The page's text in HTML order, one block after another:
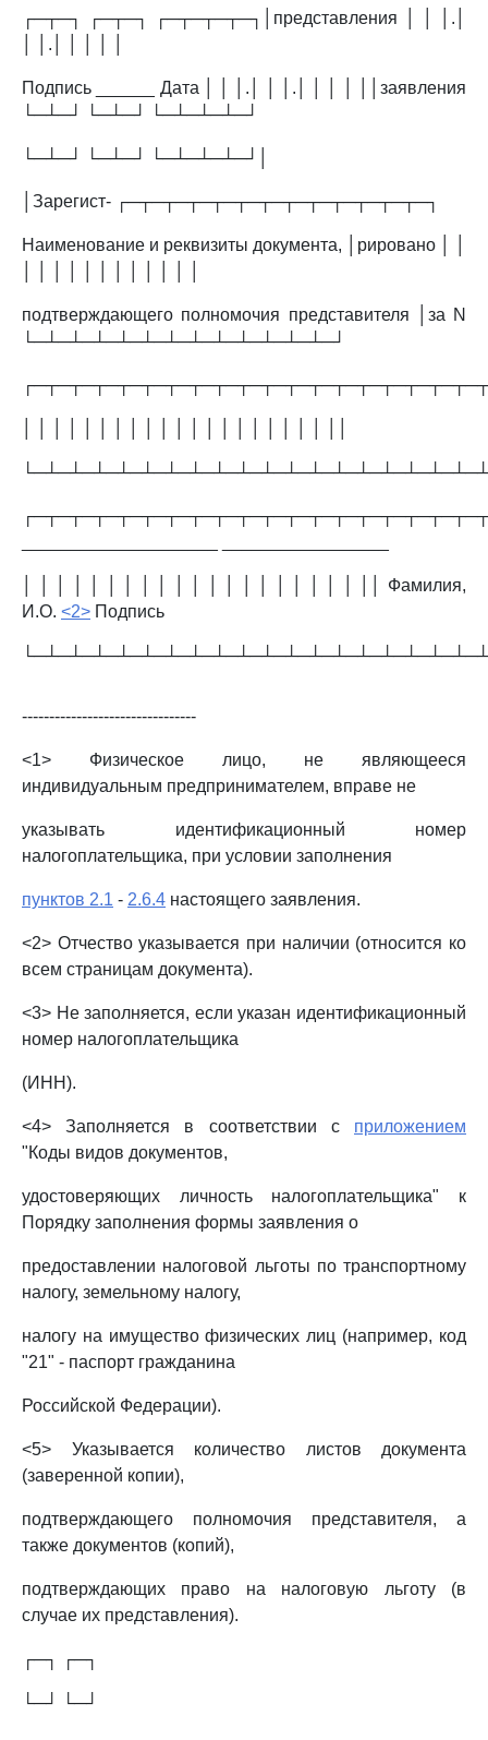
┌─┬─┐ ┌─┬─┐ ┌─┬─┬─┬─┐│представления │ │ │.│
│ │.│ │ │ │ │
Подпись ______ Дата │ │ │.│ │ │.│ │ │ │ ││заявления
└─┴─┘ └─┴─┘ └─┴─┴─┴─┘
└─┴─┘ └─┴─┘ └─┴─┴─┴─┘│
│Зарегист- ┌─┬─┬─┬─┬─┬─┬─┬─┬─┬─┬─┬─┬─┐
Наименование и реквизиты документа, │рировано │ │
подтверждающего полномочия представителя │за N
└─┴─┴─┴─┴─┴─┴─┴─┴─┴─┴─┴─┴─┘
│ │ │ │ │ │ │ │ │ │ │ │ │ │ │ │ │ │ │ │ ││ Фамилия,
И.О. <2> Подпись
--------------------------------
<1> Физическое лицо, не являющееся
индивидуальным предпринимателем, вправе не
указывать идентификационный номер
налогоплательщика, при условии заполнения
пунктов 2.1 - 2.6.4 настоящего заявления.
<2> Отчество указывается при наличии (относится ко
всем страницам документа).
<3> Не заполняется, если указан идентификационный
номер налогоплательщика
(ИНН).
<4> Заполняется в соответствии с приложением
"Коды видов документов,
удостоверяющих личность налогоплательщика" к
Порядку заполнения формы заявления о
предоставлении налоговой льготы по транспортному
налогу, земельному налогу,
налогу на имущество физических лиц (например, код
"21" - паспорт гражданина
Российской Федерации).
<5> Указывается количество листов документа
(заверенной копии),
подтверждающего полномочия представителя, а
также документов (копий),
подтверждающих право на налоговую льготу (в
случае их представления).
┌─┐ ┌─┐
└─┘ └─┘